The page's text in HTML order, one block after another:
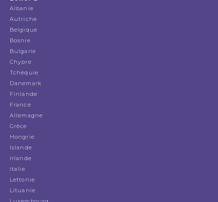
Albanie
Autriche
Belgique
Bosnie
Bulgarie
Chypre
Tchéquie
Danemark
Finlande
France
Allemagne
Grèce
Hongrie
Islande
Irlande
italie
Lettonie
Lituanie